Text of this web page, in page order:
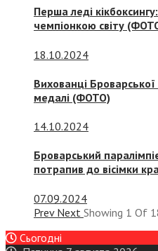
Перша леді
чемпіонкою світу
18.10.2024
Вихованці
медалі (ФОТО)
14.10.2024
Броварський
потрапив до вісімки
07.09.2024
Prev Next Showing 1 Of
Сьогодні